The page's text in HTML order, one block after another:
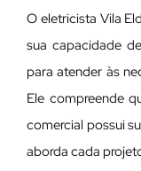
O eletricista Vila
sua capacidade
para atender às
Ele compreende
comercial possui
aborda cada